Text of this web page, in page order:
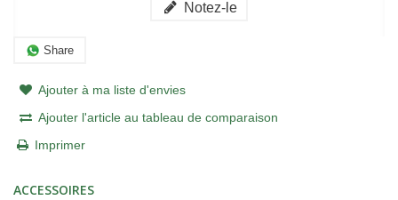
Notez-le
Share
Ajouter à ma liste d'envies
Ajouter l'article au tableau de comparaison
Imprimer
ACCESSOIRES